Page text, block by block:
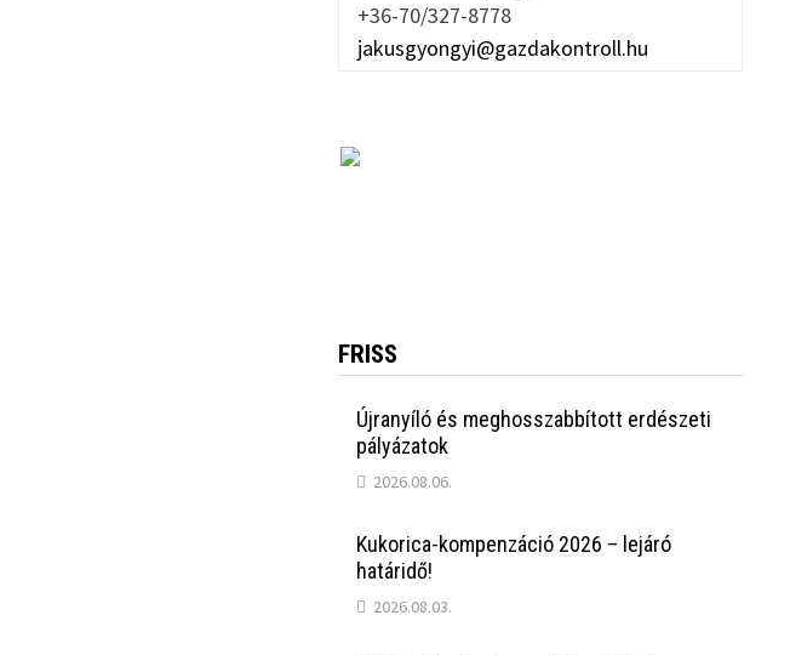
+36-70/327-8778
jakusgyongyi@gazdakontroll.hu
FRISS
Újranyíló és meghosszabbított erdészeti
pályázatok
2026.08.06.
Kukorica-kompenzáció 2026 – lejáró
határidő!
2026.08.03.